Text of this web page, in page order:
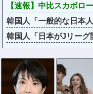
【速報】中比スカボロ
韓国人「一般的な日本
韓国人「日本がJリーグ